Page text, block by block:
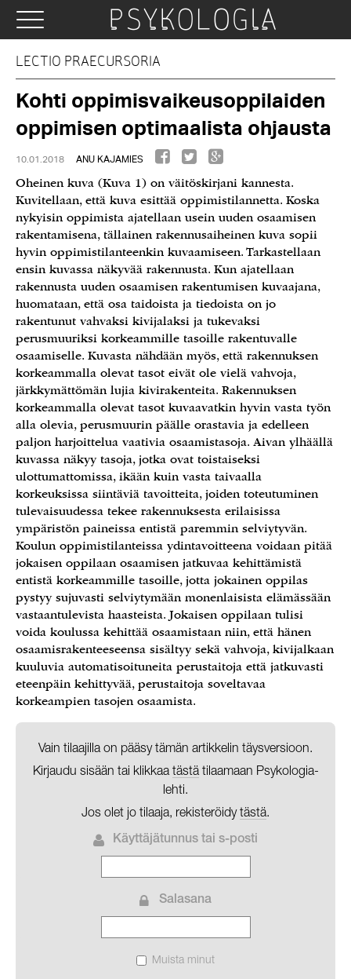
LECTIO PRAECURSORIA
Kohti oppimisvaikeusoppilaiden
oppimisen optimaalista ohjausta
10.01.2018 ANU KAJAMIES
Oheinen kuva (Kuva 1) on väitöskirjani kannesta.
Kuvitellaan, että kuva esittää oppimistilannetta. Koska
nykyisin oppimista ajatellaan usein uuden osaamisen
rakentamisena, tällainen rakennusaiheinen kuva sopii
hyvin oppimistilanteenkin kuvaamiseen. Tarkastellaan
ensin kuvassa näkyvää rakennusta. Kun ajatellaan
rakennusta uuden osaamisen rakentumisen kuvaajana,
huomataan, että osa taidoista ja tiedoista on jo
rakentunut vahvaksi kivijalaksi ja tukevaksi
perusmuuriksi korkeammille tasoille rakentuvalle
osaamiselle. Kuvasta nähdään myös, että rakennuksen
korkeammalla olevat tasot eivät ole vielä vahvoja,
järkkymättömän lujia kivirakenteita. Rakennuksen
korkeammalla olevat tasot kuvaavatkin hyvin vasta työn
alla olevia, perusmuurin päälle orastavia ja edelleen
paljon harjoittelua vaativia osaamistasoja. Aivan ylhäällä
kuvassa näkyy tasoja, jotka ovat toistaiseksi
ulottumattomissa, ikään kuin vasta taivaalla
korkeuksissa siintäviä tavoitteita, joiden toteutuminen
tulevaisuudessa tekee rakennuksesta erilaisissa
ympäristön paineissa entistä paremmin selviytyvän.
Koulun oppimistilanteissa ydintavoitteena voidaan pitää
jokaisen oppilaan osaamisen jatkuvaa kehittämistä
entistä korkeammille tasoille, jotta jokainen oppilas
pystyy sujuvasti selviytymään monenlaisista elämässään
vastaantulevista haasteista. Jokaisen oppilaan tulisi
voida koulussa kehittää osaamistaan niin, että hänen
osaamisrakenteeseensa sisältyy sekä vahvoja, kivijalkaan
kuuluvia automatisoituneita perustaitoja että jatkuvasti
eteenpäin kehittyvää, perustaitoja soveltavaa
korkeampien tasojen osaamista.
Vain tilaajilla on pääsy tämän artikkelin täysversioon.
Kirjaudu sisään tai klikkaa tästätilaamaan Psykologia-
lehti.
Jos olet jo tilaaja, rekisteröidytästä.
Käyttäjätunnus tai s-posti
Salasana
Muista minut